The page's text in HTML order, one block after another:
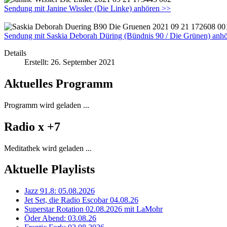
Sendung mit Janine Wissler (Die Linke) anhören >>
Sendung mit Saskia Deborah Düring (Bündnis 90 / Die Grünen)
Details
Erstellt: 26. September 2021
Aktuelles Programm
Programm wird geladen ...
Radio x +7
Meditathek wird geladen ...
Aktuelle Playlists
Jazz 91.8: 05.08.2026
Jet Set, die Radio Escobar 04.08.26
Superstar Rotation 02.08.2026 mit LaMohr
Öder Abend: 03.08.26